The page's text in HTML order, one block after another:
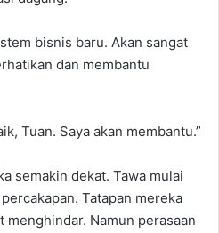
bisnis baru. Akan sangat
dan membantu
Tuan. Saya akan membantu.”
semakin dekat. Tawa mulai
Tatapan mereka
Namun perasaan